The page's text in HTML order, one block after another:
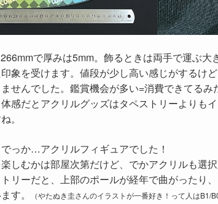
で厚みは5mm。飾るときは両手で運ぶ
象を受けます。値段が少し高い感じがするけ
せんでした。鑑賞機会が多い=消費できてるみ
感だとアクリルグッズはタペストリーよりも
。
っか…アクリルフィギュアでした！
しむかは部屋次第だけど、でかアクリルも選
リーだと、上部のポールが経年で曲がったり
す。
（やたぬき圭さんのイラストが一番好き！って人はB1/